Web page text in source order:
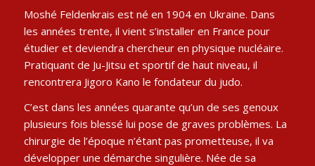
Moshé Feldenkrais est né en 1904 en Ukraine. Dans
les années trente, il vient s’installer en France pour
étudier et deviendra chercheur en physique nucléaire.
Pratiquant de Ju-Jitsu et sportif de haut niveau, il
rencontrera Jigoro Kano le fondateur du judo.
C’est dans les années quarante qu’un de ses genoux
plusieurs fois blessé lui pose de graves problèmes. La
chirurgie de l’époque n’étant pas prometteuse, il va
développer une démarche singulière. Née de sa